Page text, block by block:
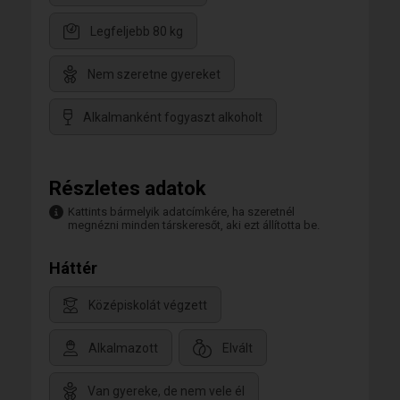
Legfeljebb 80 kg
Nem szeretne gyereket
Alkalmanként fogyaszt alkoholt
Részletes adatok
Kattints bármelyik adatcímkére, ha szeretnél
megnézni minden társkeresőt, aki ezt állította be.
Háttér
Középiskolát végzett
Alkalmazott Elvált
Van gyereke, de nem vele él